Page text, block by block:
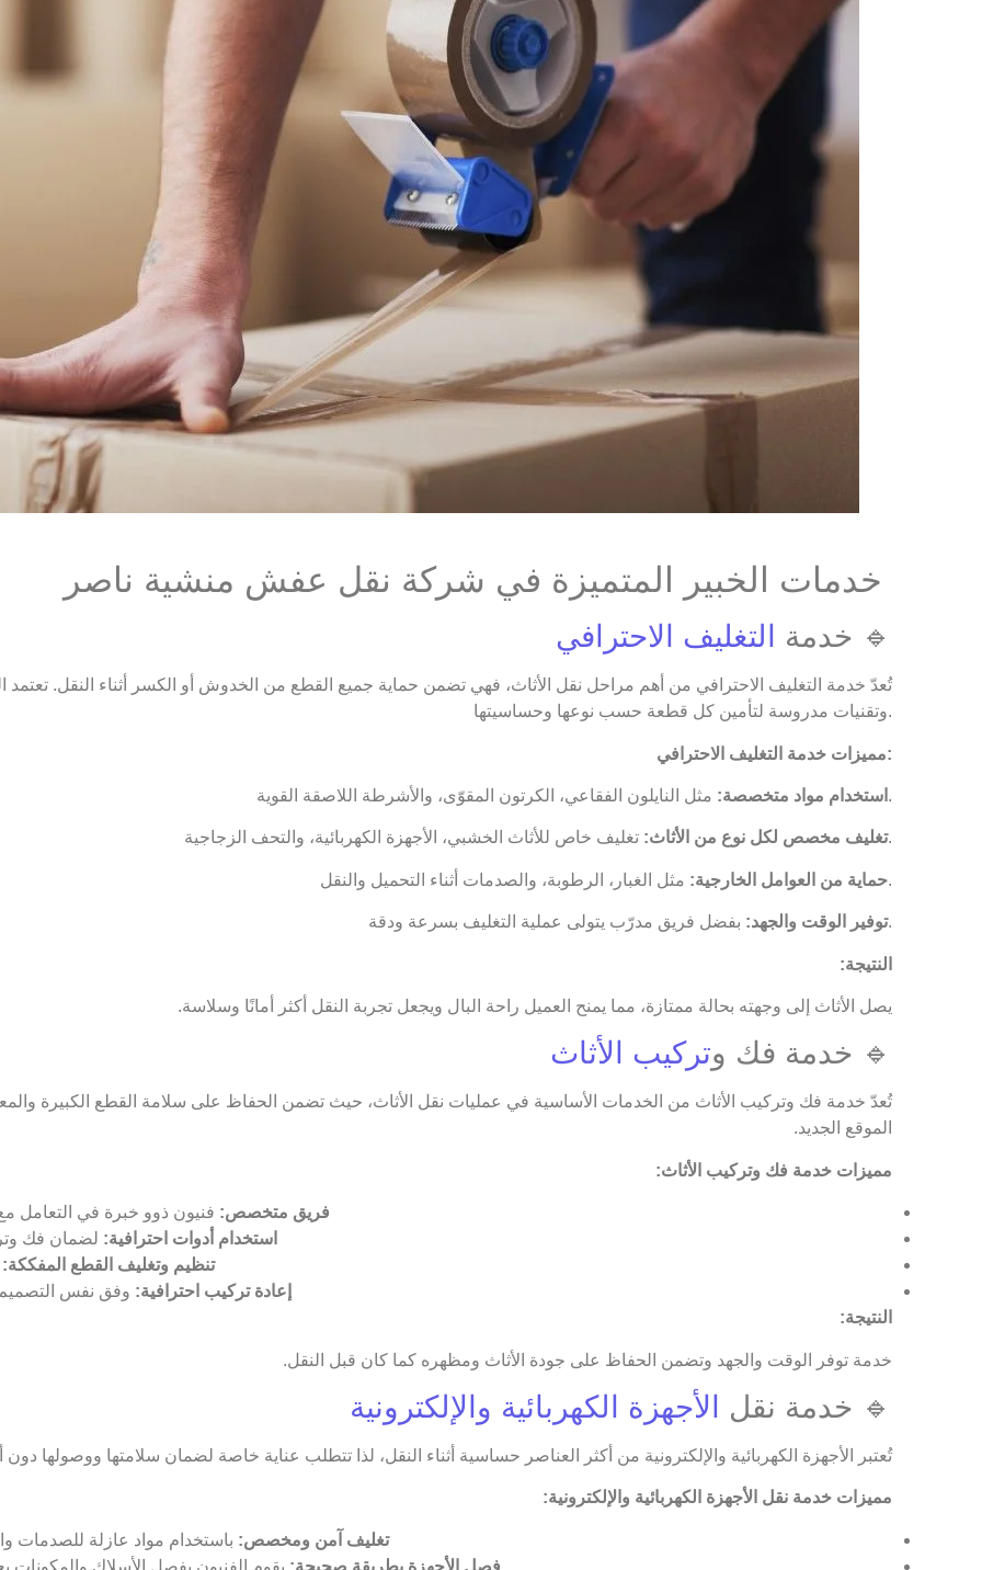
خدمات الخبير المتميزة في شركة نقل عفش منشية ناصر
🔹 خدمة التغليف الاحترافي
تُعدّ خدمة التغليف الاحترافي من أهم مراحل نقل الأثاث، فهي تضمن حماية جميع القطع من الخدوش أو الكسر أثناء النقل.
وتقنيات مدروسة لتأمين كل قطعة حسب نوعها وحساسيتها.
مميزات خدمة التغليف الاحترافي:
استخدام مواد متخصصة: مثل النايلون الفقاعي، الكرتون المقوّى، والأشرطة اللاصقة القوية.
تغليف مخصص لكل نوع من الأثاث:تغليف خاص للأثاث الخشبي، الأجهزة الكهربائية، والتحف الزجاجية.
حماية من العوامل الخارجية:مثل الغبار، الرطوبة، والصدمات أثناء التحميل والنقل.
توفير الوقت والجهد:بفضل فريق مدرّب يتولى عملية التغليف بسرعة ودقة.
النتيجة:
يصل الأثاث إلى وجهته بحالة ممتازة، مما يمنح العميل راحة البال ويجعل تجربة النقل أكثر أمانًا وسلاسة.
🔹 خدمة فك وتركيب الأثاث
تُعدّ خدمة فك وتركيب الأثاث من الخدمات الأساسية في عمليات نقل الأثاث، حيث تضمن الحفاظ على سلامة القطع الكبيرة
الموقع الجديد.
مميزات خدمة فك وتركيب الأثاث:
فريق متخصص: فنيون ذوو خبرة في التعامل مع
استخدام أدوات احترافية: لضمان فك
تنظيم وتغليف القطع المفككة:
إعادة تركيب احترافية: وفق نفس التصميم
النتيجة:
خدمة توفر الوقت والجهد وتضمن الحفاظ على جودة الأثاث ومظهره كما كان قبل النقل.
🔹 خدمة نقل الأجهزة الكهربائية والإلكترونية
تُعتبر الأجهزة الكهربائية والإلكترونية من أكثر العناصر حساسية أثناء النقل، لذا تتطلب عناية خاصة لضمان سلامتها ووصولها
مميزات خدمة نقل الأجهزة الكهربائية والإلكترونية:
تغليف آمن ومخصص: باستخدام مواد عازلة للصدمات
فصل الأجهزة بطريقة صحيحة: يقوم الفنيون بفصل الأسلاك والمكونات